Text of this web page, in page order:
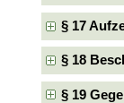
§ 17
§ 18
§ 19